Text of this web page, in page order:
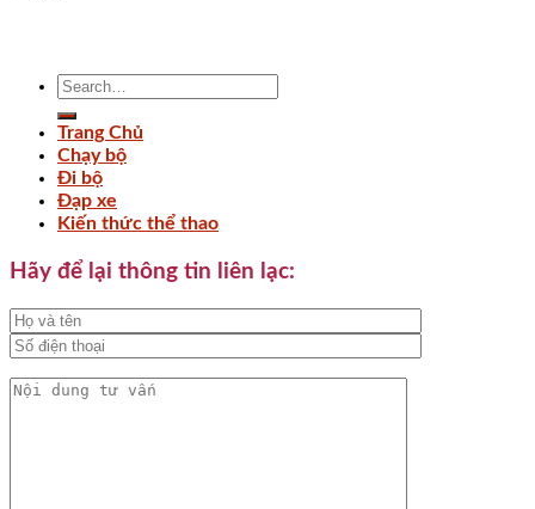
Trang Chủ
Chạy bộ
Đi bộ
Đạp xe
Kiến thức thể thao
Hãy để lại thông tin liên lạc: